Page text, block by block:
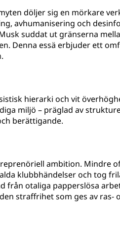
döljer sig en mörkare
avhumanisering och
suddat ut gränserna
Denna essä erbjuder ett
hierarki och vit
miljö – präglad av
berättigande.
ambition. Mindre
klubbhändelser och tog
otaliga papperslösa
straffrihet som ges av ras-